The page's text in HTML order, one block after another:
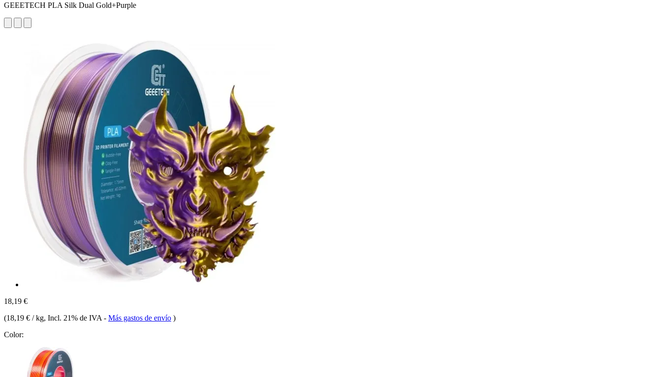
GEEETECH PLA Silk Dual Gold+Purple
18,19 €
(18,19 € / kg, Incl. 21% de IVA - Más gastos de envío )
Color: